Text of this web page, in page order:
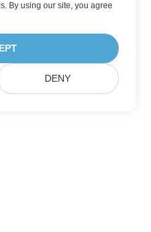
By using our site, you agree
DENY